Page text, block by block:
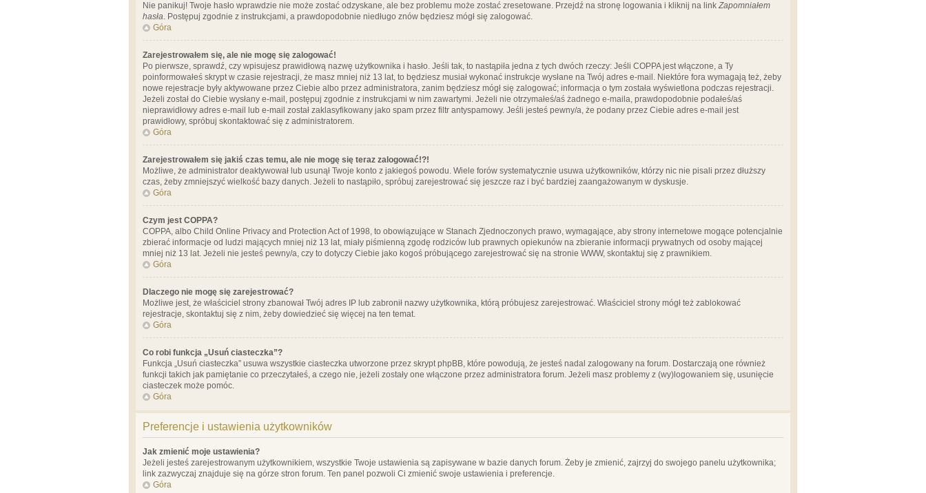
Nie panikuj! Twoje hasło wprawdzie nie może zostać odzyskane, ale bez problemu może zostać zresetowane. Przejdź na stronę logowania i kliknij na link Zapomniałem
hasła. Postępuj zgodnie z instrukcjami, a prawdopodobnie niedługo znów będziesz mógł się zalogować.
Góra
Zarejestrowałem się, ale nie mogę się zalogować!
Po pierwsze, sprawdź, czy wpisujesz prawidłową nazwę użytkownika i hasło. Jeśli tak, to nastąpiła jedna z tych dwóch rzeczy: Jeśli COPPA jest włączone, a Ty
poinformowałeś skrypt w czasie rejestracji, że masz mniej niż 13 lat, to będziesz musiał wykonać instrukcje wysłane na Twój adres e-mail. Niektóre fora wymagają też, żeby
nowe rejestracje były aktywowane przez Ciebie albo przez administratora, zanim będziesz mógł się zalogować; informacja o tym została wyświetlona podczas rejestracji.
Jeżeli został do Ciebie wysłany e-mail, postępuj zgodnie z instrukcjami w nim zawartymi. Jeżeli nie otrzymałeś/aś żadnego e-maila, prawdopodobnie podałeś/aś
nieprawidłowy adres e-mail lub e-mail został zaklasyfikowany jako spam przez filtr antyspamowy. Jeśli jesteś pewny/a, że podany przez Ciebie adres e-mail jest
prawidłowy, spróbuj skontaktować się z administratorem.
Góra
Zarejestrowałem się jakiś czas temu, ale nie mogę się teraz zalogować!?!
Możliwe, że administrator deaktywował lub usunął Twoje konto z jakiegoś powodu. Wiele forów systematycznie usuwa użytkowników, którzy nic nie pisali przez dłuższy
czas, żeby zmniejszyć wielkość bazy danych. Jeżeli to nastąpiło, spróbuj zarejestrować się jeszcze raz i być bardziej zaangażowanym w dyskusje.
Góra
Czym jest COPPA?
COPPA, albo Child Online Privacy and Protection Act of 1998, to obowiązujące w Stanach Zjednoczonych prawo, wymagające, aby strony internetowe mogące potencjalnie
zbierać informacje od ludzi mających mniej niż 13 lat, miały piśmienną zgodę rodziców lub prawnych opiekunów na zbieranie informacji prywatnych od osoby mającej
mniej niż 13 lat. Jeżeli nie jesteś pewny/a, czy to dotyczy Ciebie jako kogoś próbującego zarejestrować się na stronie WWW, skontaktuj się z prawnikiem.
Góra
Dlaczego nie mogę się zarejestrować?
Możliwe jest, że właściciel strony zbanował Twój adres IP lub zabronił nazwy użytkownika, którą próbujesz zarejestrować. Właściciel strony mógł też zablokować
rejestracje, skontaktuj się z nim, żeby dowiedzieć się więcej na ten temat.
Góra
Co robi funkcja „Usuń ciasteczka”?
Funkcja „Usuń ciasteczka” usuwa wszystkie ciasteczka utworzone przez skrypt phpBB, które powodują, że jesteś nadal zalogowany na forum. Dostarczają one również
funkcji takich jak pamiętanie co przeczytałeś, a czego nie, jeżeli zostały one włączone przez administratora forum. Jeżeli masz problemy z (wy)logowaniem się, usunięcie
ciasteczek może pomóc.
Góra
Preferencje i ustawienia użytkowników
Jak zmienić moje ustawienia?
Jeżeli jesteś zarejestrowanym użytkownikiem, wszystkie Twoje ustawienia są zapisywane w bazie danych forum. Żeby je zmienić, zajrzyj do swojego panelu użytkownika;
link zazwyczaj znajduje się na górze stron forum. Ten panel pozwoli Ci zmienić swoje ustawienia i preferencje.
Góra